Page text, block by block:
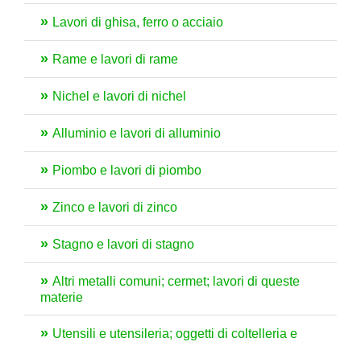
Lavori di ghisa, ferro o acciaio
Rame e lavori di rame
Nichel e lavori di nichel
Alluminio e lavori di alluminio
Piombo e lavori di piombo
Zinco e lavori di zinco
Stagno e lavori di stagno
Altri metalli comuni; cermet; lavori di queste
materie
Utensili e utensileria; oggetti di coltelleria e